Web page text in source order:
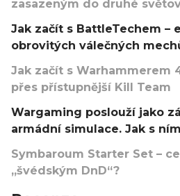
zasazeným do druhé
Jak začít s BattleTechem –
obrovitých válečných
Jak začít s Warhammerem
přes přístupnější Kill Team
Wargaming poslouží jako
armádní simulace. Jak s
Symbaroum Starter Set –
„švédským DnD“?